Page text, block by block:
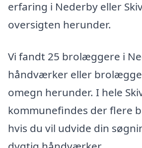
erfaring i Nederby eller
oversigten herunder.
Vi fandt 25 brolæggere i
håndværker eller
omegn herunder. I hele
kommunefindes der flere
hvis du vil udvide din